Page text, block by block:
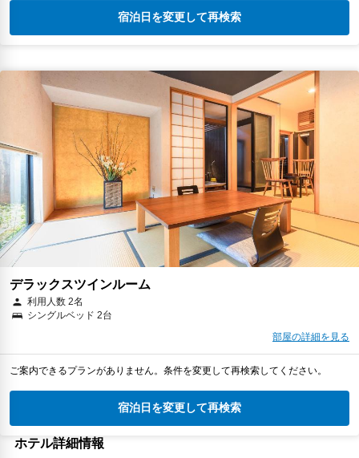
宿泊日を変更して再検索
デラックスツインルーム
利用人数 2名
シングルベッド 2台
部屋の詳細を見る
ご案内できるプランがありません。条件を変更して再検索してください。
宿泊日を変更して再検索
ホテル詳細情報